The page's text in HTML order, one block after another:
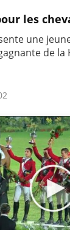
les
une
de la